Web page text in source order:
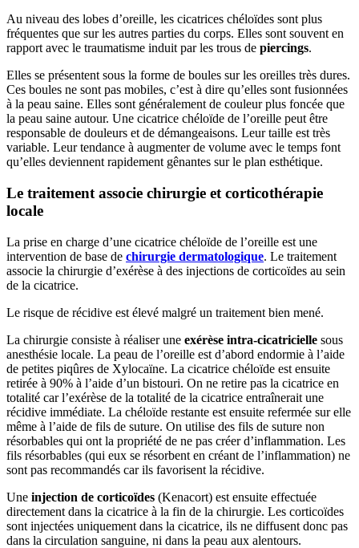
Au niveau des lobes d’oreille, les cicatrices chéloïdes sont plus
fréquentes que sur les autres parties du corps. Elles sont souvent en
rapport avec le traumatisme induit par les trous de piercings.
Elles se présentent sous la forme de boules sur les oreilles très dures.
Ces boules ne sont pas mobiles, c’est à dire qu’elles sont fusionnées
à la peau saine. Elles sont généralement de couleur plus foncée que
la peau saine autour. Une cicatrice chéloïde de l’oreille peut être
responsable de douleurs et de démangeaisons. Leur taille est très
variable. Leur tendance à augmenter de volume avec le temps font
qu’elles deviennent rapidement gênantes sur le plan esthétique.
Le traitement associe chirurgie et corticothérapie
locale
La prise en charge d’une cicatrice chéloïde de l’oreille est une
intervention de base de chirurgie dermatologique. Le traitement
associe la chirurgie d’exérèse à des injections de corticoïdes au sein
de la cicatrice.
Le risque de récidive est élevé malgré un traitement bien mené.
La chirurgie consiste à réaliser une exérèse intra-cicatricielle sous
anesthésie locale. La peau de l’oreille est d’abord endormie à l’aide
de petites piqûres de Xylocaïne. La cicatrice chéloïde est ensuite
retirée à 90% à l’aide d’un bistouri. On ne retire pas la cicatrice en
totalité car l’exérèse de la totalité de la cicatrice entraînerait une
récidive immédiate. La chéloïde restante est ensuite refermée sur elle
même à l’aide de fils de suture. On utilise des fils de suture non
résorbables qui ont la propriété de ne pas créer d’inflammation. Les
fils résorbables (qui eux se résorbent en créant de l’inflammation) ne
sont pas recommandés car ils favorisent la récidive.
Une injection de corticoïdes (Kenacort) est ensuite effectuée
directement dans la cicatrice à la fin de la chirurgie. Les corticoïdes
sont injectées uniquement dans la cicatrice, ils ne diffusent donc pas
dans la circulation sanguine, ni dans la peau aux alentours.